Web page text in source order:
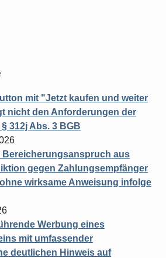
mit "Jetzt kaufen und weiter
nicht den Anforderungen der
312j Abs. 3 BGB
Bereicherungsanspruch aus
gegen Zahlungsempfänger
wirksame Anweisung infolge
Werbung eines
mit umfassender
deutlichen Hinweis auf